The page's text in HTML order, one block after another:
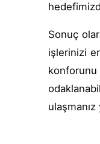
Sonuç
işlerinizi
konforunu